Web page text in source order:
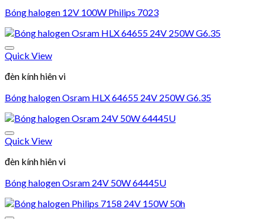
Bóng halogen 12V 100W Philips 7023
Quick View
đèn kính hiên vi
Bóng halogen Osram HLX 64655 24V 250W G6.35
Quick View
đèn kính hiên vi
Bóng halogen Osram 24V 50W 64445U